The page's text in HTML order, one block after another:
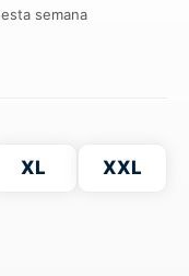
esta semana
XL XXL